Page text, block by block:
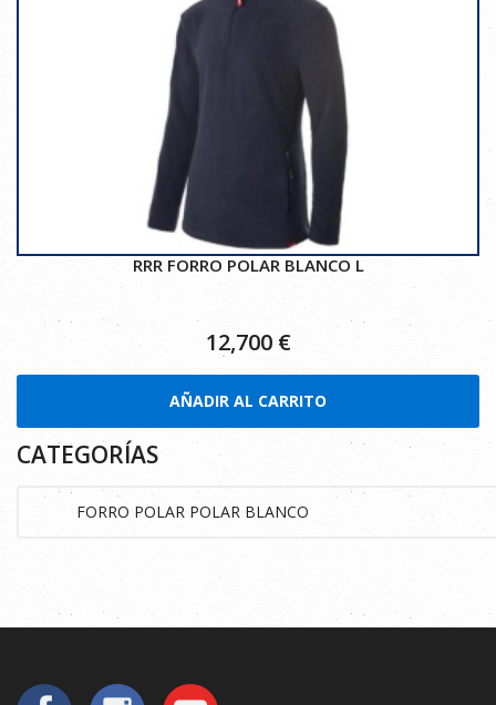
RRR FORRO POLAR BLANCO L
12,700 €
AÑADIR AL CARRITO
CATEGORÍAS